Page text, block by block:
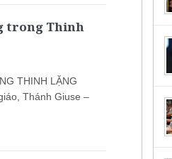
trong Thinh
THINH LẶNG
Thánh Giuse –